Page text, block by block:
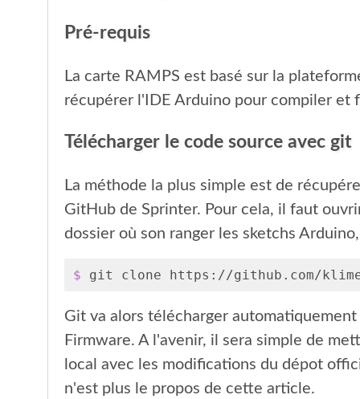
Pré-requis
La carte RAMPS est basé sur la
récupérer l'IDE Arduino pour compiler et
Télécharger le code source avec git
La méthode la plus simple est de
GitHub de Sprinter. Pour cela, il faut
dossier où son ranger les sketchs
$
Git va alors télécharger
Firmware. A l'avenir, il sera simple de
local avec les modifications du dépot
n'est plus le propos de cette article.